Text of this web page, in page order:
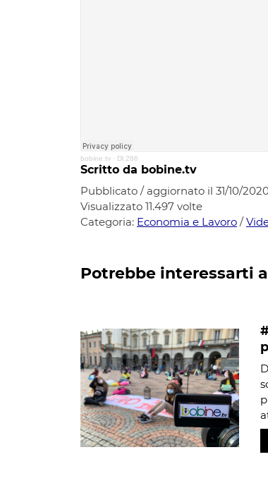
bobine.tv · Dl 286
Scritto da bobine.tv
Pubblicato / aggiornato il 31/10/2020
Visualizzato 11.497 volte
Categoria: Economia e Lavoro /
Potrebbe interessarti